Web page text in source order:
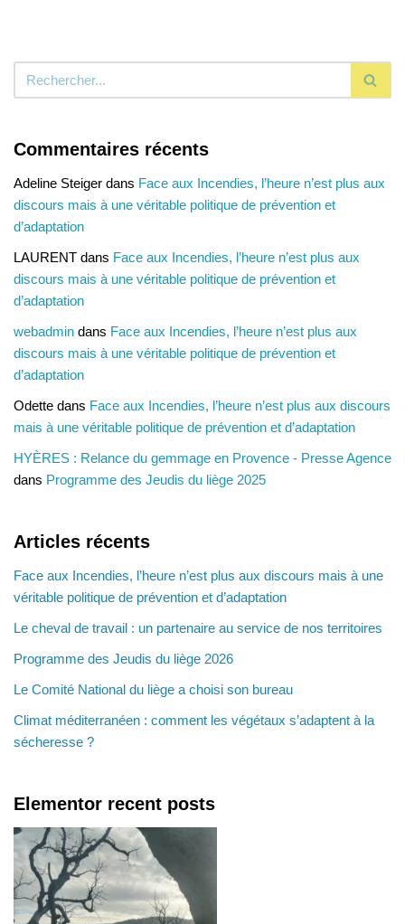
Commentaires récents
Adeline Steiger dans Face aux Incendies, l’heure n’est plus aux
discours mais à une véritable politique de prévention et
d’adaptation
LAURENT dans Face aux Incendies, l’heure n’est plus aux
discours mais à une véritable politique de prévention et
d’adaptation
webadmin dans Face aux Incendies, l’heure n’est plus aux
discours mais à une véritable politique de prévention et
d’adaptation
Odette dans Face aux Incendies, l’heure n’est plus aux discours
mais à une véritable politique de prévention et d’adaptation
HYÈRES : Relance du gemmage en Provence - Presse Agence
dans Programme des Jeudis du liège 2025
Articles récents
Face aux Incendies, l’heure n’est plus aux discours mais à une
véritable politique de prévention et d’adaptation
Le cheval de travail : un partenaire au service de nos territoires
Programme des Jeudis du liège 2026
Le Comité National du liège a choisi son bureau
Climat méditerranéen : comment les végétaux s’adaptent à la
sécheresse ?
Elementor recent posts